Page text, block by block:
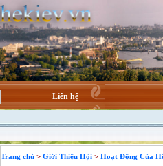
Liên hệ
Trang chủ > Giới Thiệu Hội > Hoạt Động Của